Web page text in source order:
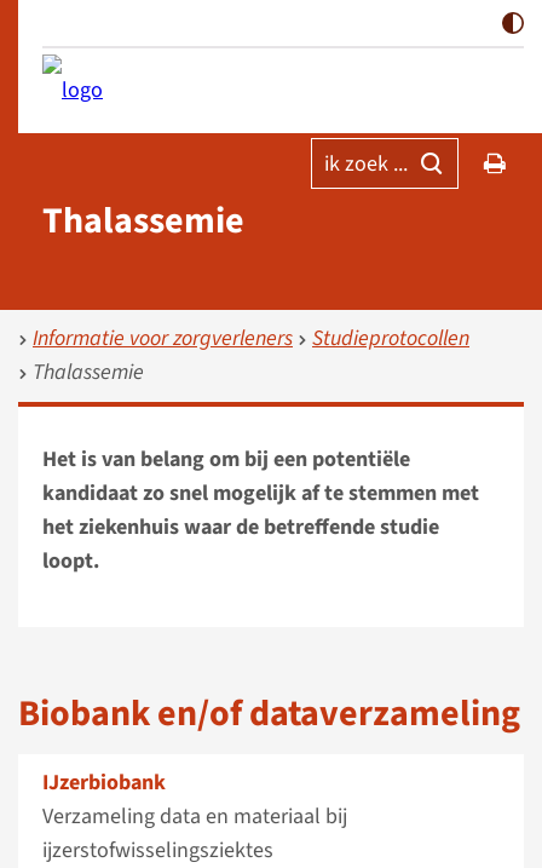
ik zoek ...
Thalassemie
Informatie voor zorgverleners
Studieprotocollen
Thalassemie
Het is van belang om bij een potentiële
kandidaat zo snel mogelijk af te stemmen met
het ziekenhuis waar de betreffende studie
loopt.
Biobank en/of dataverzameling
IJzerbiobank
Verzameling data en materiaal bij
ijzerstofwisselingsziektes